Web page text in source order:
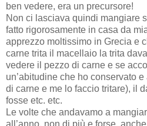
ben vedere, era un precursore!
Non ci lasciava quindi mangiare
fatto rigorosamente in casa da
apprezzo moltissimo in Grecia e
carne trita il macellaio la trita
vedere il pezzo di carne e se
un’abitudine che ho conservato
di carne e me lo faccio tritare), il
fosse etc. etc.
Le volte che andavamo a
all’anno, non di più e forse